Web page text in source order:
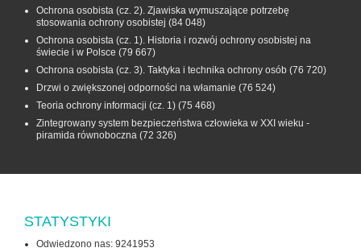
Ochrona osobista (cz. 2). Zjawiska wymuszające potrzebę
stosowania ochrony osobistej (84 048)
Ochrona osobista (cz. 1). Historia i rozwój ochrony osobistej na
świecie i w Polsce (79 667)
Ochrona osobista (cz. 3). Taktyka i technika ochrony osób (76 720)
Drzwi o zwiększonej odporności na włamanie (76 524)
Teoria ochrony informacji (cz. 1) (75 468)
Zintegrowany system bezpieczeństwa człowieka w XXI wieku -
piramida równoboczna (72 326)
STATYSTYKI
Odwiedzono nas: 9241953